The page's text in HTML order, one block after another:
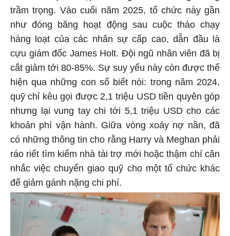
trầm trọng. Vào cuối năm 2025, tổ chức này gần
như đóng băng hoạt động sau cuộc tháo chạy
hàng loạt của các nhân sự cấp cao, dẫn đầu là
cựu giám đốc James Holt. Đội ngũ nhân viên đã bị
cắt giảm tới 80-85%. Sự suy yếu này còn được thể
hiện qua những con số biết nói: trong năm 2024,
quỹ chỉ kêu gọi được 2,1 triệu USD tiền quyên góp
nhưng lại vung tay chi tới 5,1 triệu USD cho các
khoản phí vận hành. Giữa vòng xoáy nợ nần, đã
có những thông tin cho rằng Harry và Meghan phải
ráo riết tìm kiếm nhà tài trợ mới hoặc thậm chí cân
nhắc việc chuyển giao quỹ cho một tổ chức khác
để giảm gánh nặng chi phí.